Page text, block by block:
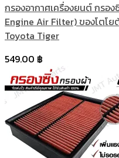
กรองอากาศเครื่องยนต์ กรอ
Engine Air Filter) ของโตโย
Toyota Tiger
549.00 ฿